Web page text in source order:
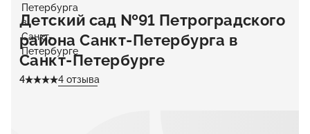
Детский сад №91 Петроградского
района Санкт-Петербурга в
Санкт-Петербурге
4 4 отзыва